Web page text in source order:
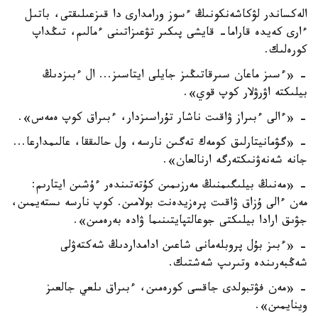
الەكساندر لۋكاشەنكونىڭ ءسوز ورامدارى دا قىزعىلىقتى، باتىل
ءارى كەيدە قاراما- قايشى پىكىر تۋعىزاتىنى ءمالىم، تىڭداپ
كورەلىك.
- «ءسىز ماعان سىرقاتىڭىز جايلى ايتاسىز... ال ءبىزدىڭ
بيلىكتە اۋرۋلار كوپ قوي».
- «ءالى ءبىراز ۋاقىت ناشار تۇراسىزدار، ءبىراق كوپ ەمەس».
- «گۋمانيتارلىق كومەك تەگىن نارسە، ول حالىققا، عالىمدارعا...
جانە شەنەۋنىكتەرگە ارنالعان».
- «مەنىڭ بيلىگىمنىڭ مەرزىمىن كۇتەتىندەر ءۇشىن ايتارىم:
مەن ءالى ۇزاق ۋاقىت پرەزيدەنت بولامىن. كوپ نارسە ىستەيمىن،
جۋىق ارادا بيلىكتى جوعالتپايتىنىما ۋادە بەرەمىن».
- «ءبىز بۇل پروبلەمانى شاعىن ادامداردىڭ شەكتەۋلى
شەڭبەرىندە وتىرىپ شەشتىك.
- «مەن فۋتبولدى جاقسى كورەمىن، ءبىراق ىلعي جالعىز
وينايمىن».